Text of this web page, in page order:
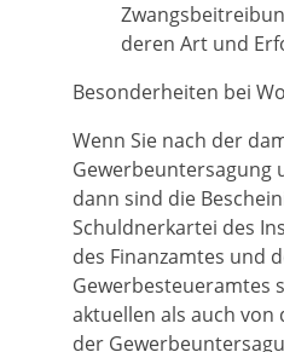
deren Art und
Besonderheiten bei
Wenn Sie nach der
Gewerbeuntersagung
dann sind die
Schuldnerkartei des
des Finanzamtes und
Gewerbesteueramtes
aktuellen als auch von
der